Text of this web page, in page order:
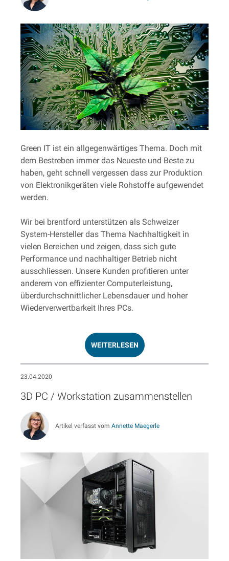
Green IT ist ein allgegenwärtiges Thema. Doch mit
dem Bestreben immer das Neueste und Beste zu
haben, geht schnell vergessen dass zur Produktion
von Elektronikgeräten viele Rohstoffe aufgewendet
werden.
Wir bei brentford unterstützen als Schweizer
System-Hersteller das Thema Nachhaltigkeit in
vielen Bereichen und zeigen, dass sich gute
Performance und nachhaltiger Betrieb nicht
ausschliessen. Unsere Kunden profitieren unter
anderem von effizienter Computerleistung,
überdurchschnittlicher Lebensdauer und hoher
Wiederverwertbarkeit Ihres PCs.
WEITERLESEN
23.04.2020
3D PC / Workstation zusammenstellen
Artikel verfasst vom Annette Maegerle